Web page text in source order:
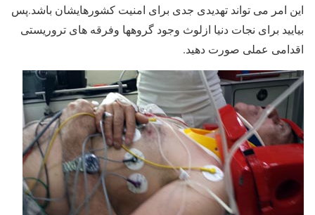
این امر می تواند تهدیدی جدی برای امنیت کشورهایشان باشد.پس
بیایید برای نجات دنیا ازلوث وجود گروهها وفرقه های تروریستی
اقدامی عملی صورت دهید.